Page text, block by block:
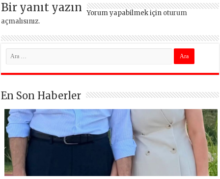
Bir yanıt yazın Yorum yapabilmek için oturum
açmalısınız.
En Son Haberler